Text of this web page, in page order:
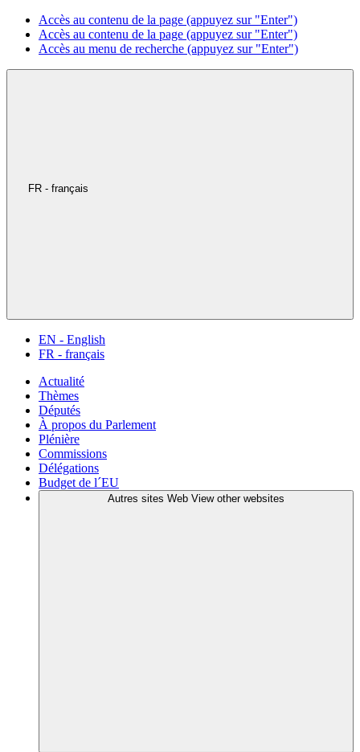
Accès au contenu de la page (appuyez sur "Enter")
Accès au contenu de la page (appuyez sur "Enter")
Accès au menu de recherche (appuyez sur "Enter")
FR - français
EN - English
FR - français
Actualité
Thèmes
Députés
À propos du Parlement
Plénière
Commissions
Délégations
Budget de l´EU
Autres sites Web View other websites